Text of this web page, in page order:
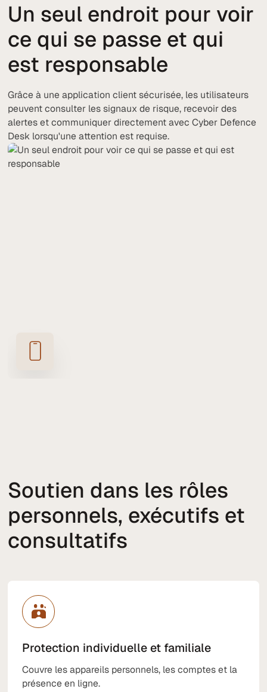
Un seul endroit pour voir
ce qui se passe et qui
est responsable
Grâce à une application client sécurisée, les utilisateurs
peuvent consulter les signaux de risque, recevoir des
alertes et communiquer directement avec Cyber Defence
Desk lorsqu'une attention est requise.
Soutien dans les rôles
personnels, exécutifs et
consultatifs
Protection individuelle et familiale
Couvre les appareils personnels, les comptes et la
présence en ligne.